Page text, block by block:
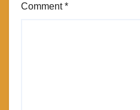
Comment*